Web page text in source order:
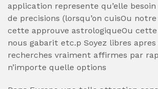
application represente qu’elle
de precisions (lorsqu’on cuisOu
cette approuve astrologiqueOu
nous gabarit etc.p Soyez libres
recherches vraiment affirmes par
n’importe quelle options